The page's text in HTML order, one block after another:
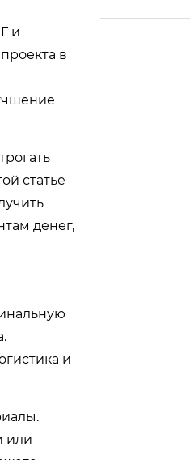
и
в
статье
денег,
и
или